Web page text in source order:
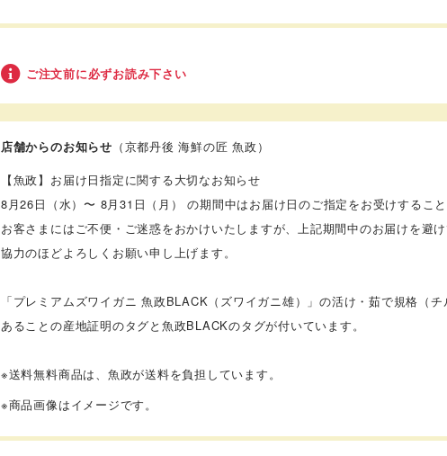
ご注文前に必ずお読み下さい
店舗からのお知らせ （京都丹後 海鮮の匠 魚政）
【魚政】お届け日指定に関する大切なお知らせ
8月26日（水）〜 8月31日（月） の期間中はお届け日のご指定をお受けすること
お客さまにはご不便・ご迷惑をおかけいたしますが、上記期間中のお届けを避
協力のほどよろしくお願い申し上げます。
「プレミアムズワイガニ 魚政BLACK（ズワイガニ雄）」の活け・茹で規格（
あることの産地証明のタグと魚政BLACKのタグが付いています。
※送料無料商品は、魚政が送料を負担しています。
※商品画像はイメージです。